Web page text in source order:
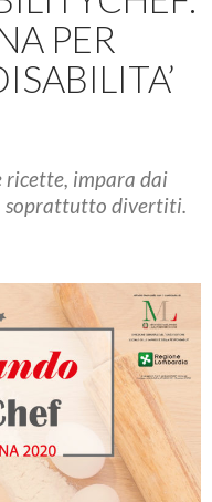
PER
ricette, impara dai
soprattutto divertiti.